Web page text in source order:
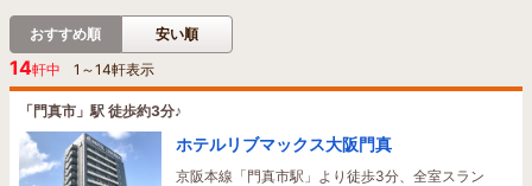
おすすめ順 安い順
14軒中 1 ～14軒表示
「門真市」駅 徒歩約3分♪
ホテルリブマックス大阪門真
京阪本線「門真市駅」より徒歩3分、全室スラン